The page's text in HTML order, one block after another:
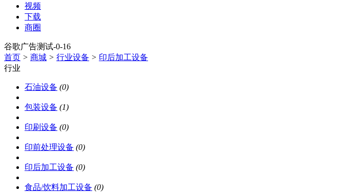
视频
下载
商圈
谷歌广告测试-0-16
首页 > 商城 > 行业设备 > 印后加工设备
行业
石油设备 (0)
包装设备 (1)
印刷设备 (0)
印前处理设备 (0)
印后加工设备 (0)
食品/饮料加工设备 (0)